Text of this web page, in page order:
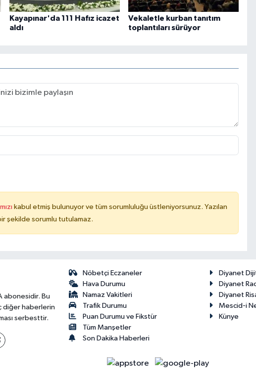
Kayapınar'da 111 Hafız icazet
aldı
Vekaletle kurban tanıtım
toplantıları sürüyor
kabul etmiş bulunuyor ve tüm sorumluluğu üstleniyorsunuz. Yazılan
şekilde sorumlu tutulamaz.
abonesidir. Bu
diğer haberlerin
serbesttir.
Nöbetçi Eczaneler
Hava Durumu
Namaz Vakitleri
Trafik Durumu
Puan Durumu ve Fikstür
Tüm Manşetler
Son Dakika Haberleri
Diyanet
Diyanet
Diyanet
Mescid-i
Künye